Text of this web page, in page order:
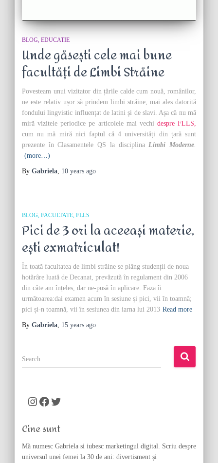
BLOG EDUCATIE
Unde găsești cele mai bune
facultăți de Limbi Străine
Povesteam unui vizitator din țările calde cum nouă, românilor,
ne este relativ ușor să prindem limbi străine, mai ales datorită
fondului lingvistic influențat de latini și de slavi. Așa că nu mă
miră vizitele periodice pe articolele mai vechi despre FLLS,
cum nu mă miră nici faptul că 4 universități din țară sunt
prezente în Clasamentele QS la disciplinaLimbi Moderne.
(more…)
By Gabriela, 10 years ago
BLOG FACULTATE FLLS
Pici de 3 ori la aceeași materie,
ești exmatriculat!
În toată facultatea de limbi străine se plâng studenții de noua
hotărâre luată de Decanat, prevăzută în regulament din 2006
din câte am înțeles, dar ne-pusă în aplicare. Faza îi
următoarea:dai examen acum în sesiune și pici, vii în toamnă;
pici și-n toamnă, vii în sesiunea din iarna lui 2013 Read more
By Gabriela, 15 years ago
S
e
o
Instagram Facebook Twitter
Cine sunt
Mă numesc Gabriela si iubesc marketingul digital. Scriu despre
universul unei femei la 30 de ani: divertisment și